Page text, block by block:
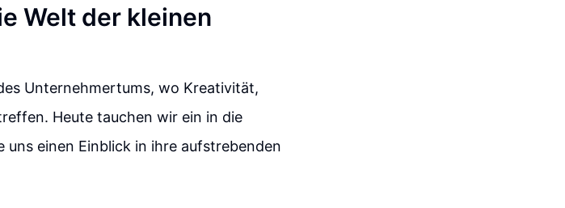
Welt der kleinen
Unternehmertums, wo Kreativität,
Heute tauchen wir ein in die
einen Einblick in ihre aufstrebenden